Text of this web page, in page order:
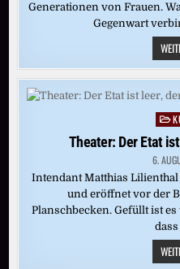
Generationen von Frauen.
Gegenwart
in
Theater: Der Etat
6.
Intendant Matthias Lilienthal
und eröffnet vor der
Planschbecken. Gefüllt ist